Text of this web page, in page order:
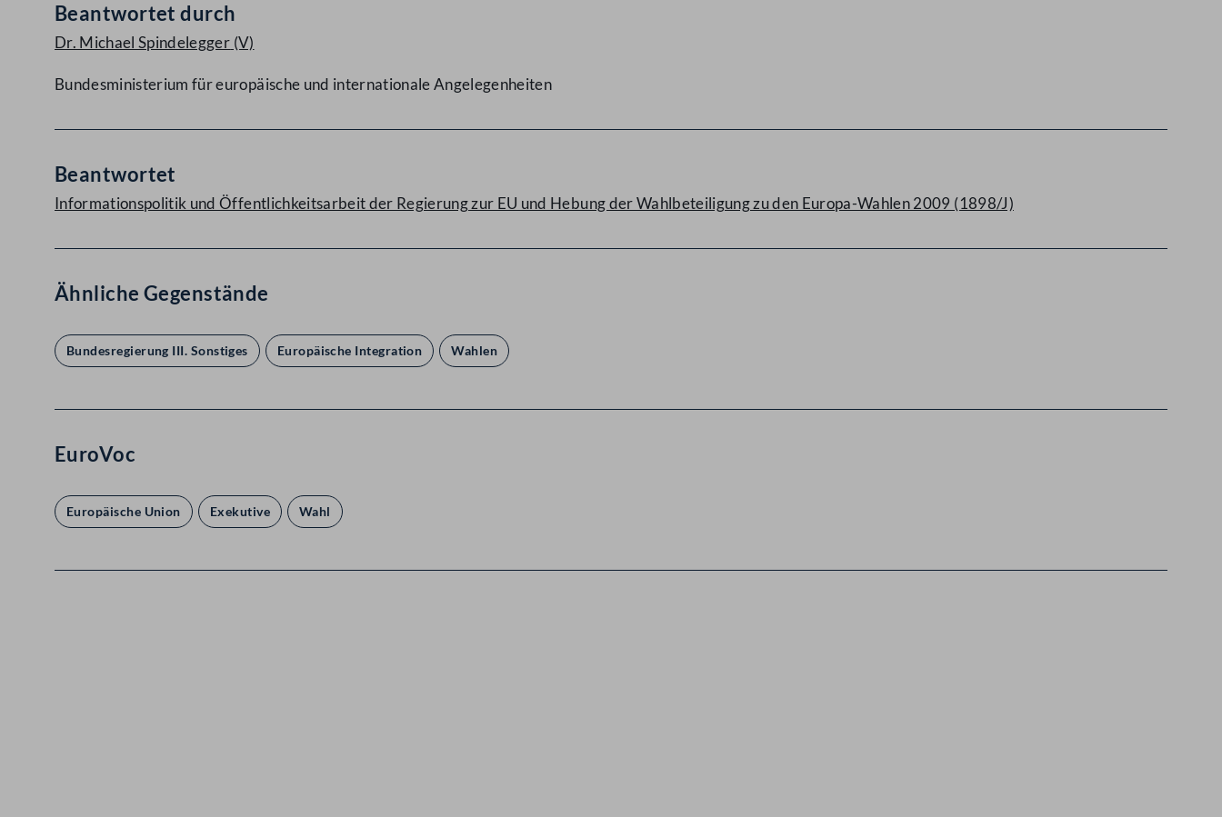
Beantwortet durch
Dr. Michael Spindelegger (V)
Bundesministerium für europäische und internationale Angelegenheiten
Beantwortet
Informationspolitik und Öffentlichkeitsarbeit der Regierung zur EU und Hebung der Wahlbeteiligung zu den Europa-Wahlen 2009 (1898/J)
Ähnliche Gegenstände
Bundesregierung III. Sonstiges Europäische Integration Wahlen
EuroVoc
Europäische Union Exekutive Wahl